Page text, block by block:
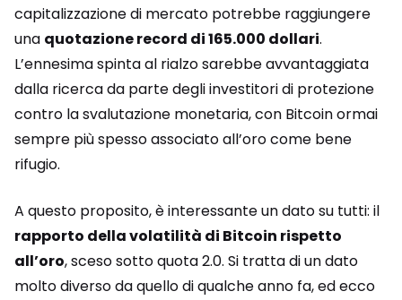
capitalizzazione di mercato potrebbe raggiungere
una quotazione record di 165.000 dollari.
L’ennesima spinta al rialzo sarebbe avvantaggiata
dalla ricerca da parte degli investitori di protezione
contro la svalutazione monetaria, con Bitcoin ormai
sempre più spesso associato all’oro come bene
rifugio.
A questo proposito, è interessante un dato su tutti: il
rapporto della volatilità di Bitcoin rispetto
all’oro, sceso sotto quota 2.0. Si tratta di un dato
molto diverso da quello di qualche anno fa, ed ecco